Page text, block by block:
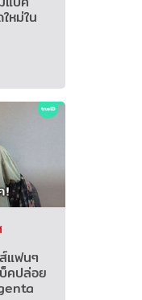
หม่ใน
แฟนๆ
คปล่อย